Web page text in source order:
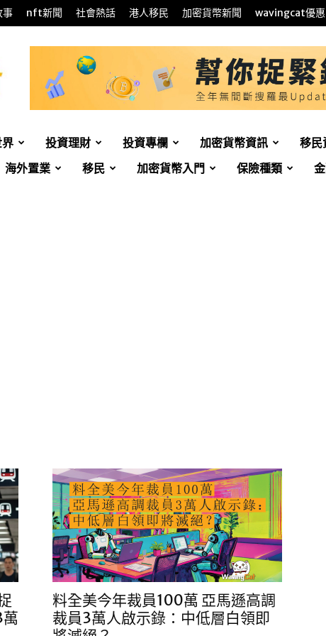
事 nft新聞 社會熱話 港人移民 加密貨幣新聞 wavingcat優惠
投資理財 投資專欄 加密貨幣資訊 移民
海外置業 移民 加密貨幣入門 保險種類
料全美今年裁員100萬 亞馬遜高調
裁員3萬人啟示錄：中低層白領即